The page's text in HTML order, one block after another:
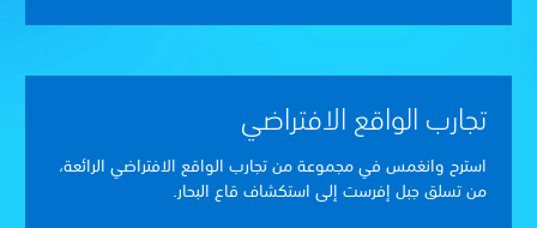
تجارب الواقع الافتراضي
استرح وانغمس في مجموعة من تجارب الواقع الافتراضي الرائعة،
من تسلق جبل إفرست إلى استكشاف قاع البحار.